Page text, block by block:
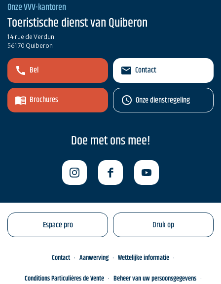
Onze VVV-kantoren
Toeristische dienst van Quiberon
14 rue de Verdun
56170 Quiberon
Bel
Brochures
Contact
Onze dienstregeling
Doe met ons mee!
Espace pro Druk op
Contact Aanwerving
Wettelijke informatie
Conditions Particulières de Vente
Beheer van uw persoonsgegevens